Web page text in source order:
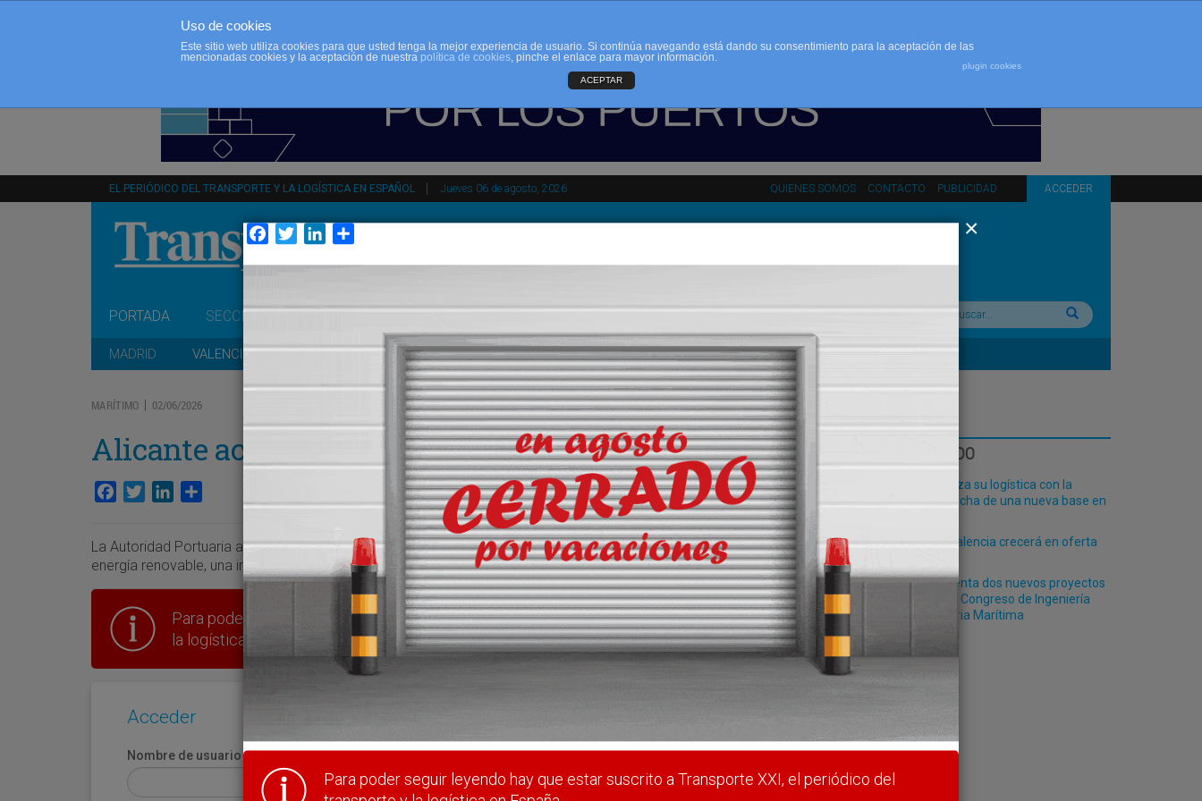
QUIENES SOMOS CONTACTO PUBLICIDAD ACCEDER
EL PERIÓDICO DEL TRANSPORTE Y LA LOGÍSTICA EN ESPAÑOL Jueves 06 de agosto, 2026
PORTADA SECCIONES Buscar:
MADRID VALENCIA CATALUÑA ANDALUCÍA PAÍS VASCO ESPAÑA INTERNACIONAL
MARÍTIMO 02/06/2026
Alicante acelera con el hidrógeno verde
Facebook
TwitterLinkedIn
La Autoridad Portuaria adjudica a Asmain la construcción y explotación de una planta de producción y suministro de
energía renovable, una infraestructura bajo una inversión de 5 millones de euros.
Para poder seguir leyendo hay que estar suscrito a Transporte XXI, el periódico del transporte y
la logística en España.
Acceder
Nombre de usuario Nombre de usuario (elija un nombre)*
LO MÁS LEÍDO
Fribasa refuerza su logística con la
puesta en marcha de una nueva base en
El Puerto de Valencia crecerá en oferta
Siport21 presenta dos nuevos proyectos
durante el 49º Congreso de Ingeniería
Naval e Industria Marítima
Uso de cookies
Este sitio web utiliza cookies para que usted tenga la mejor experiencia de usuario. Si continúa navegando está dando su consentimiento para la aceptación de las
mencionadas cookies y la aceptación de nuestra política de cookies, pinche el enlace para mayor información.
plugin cookies
ACEPTAR
Facebook
TwitterLinkedIn
Para poder seguir leyendo hay que estar suscrito a Transporte XXI, el periódico del